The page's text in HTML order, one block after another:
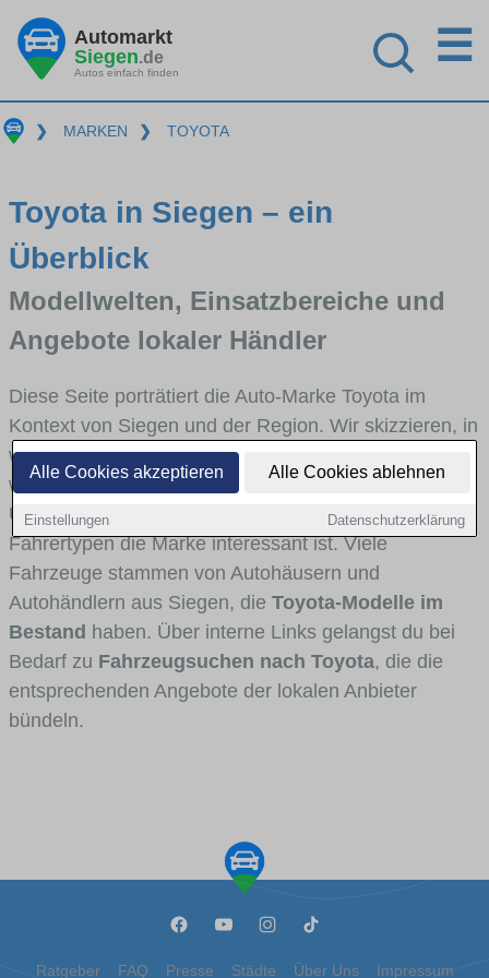
Alle Cookies akzeptieren Alle Cookies ablehnen
Einstellungen Datenschutzerklärung
Automarkt
Siegen.de
Autos einfach finden
☰
❯ MARKEN ❯ TOYOTA
Toyota in Siegen – ein
Überblick
Modellwelten, Einsatzbereiche und
Angebote lokaler Händler
Diese Seite porträtiert die Auto-Marke Toyota im
Kontext von Siegen und der Region. Wir skizzieren, in
welchen Fahrzeugklassen Toyota stark vertreten ist,
welche Modellreihen häufig im Stadt- und
Umlandverkehr zu sehen sind und für welche
Fahrertypen die Marke interessant ist. Viele
Fahrzeuge stammen von Autohäusern und
Autohändlern aus Siegen, die Toyota-Modelle im
Bestand haben. Über interne Links gelangst du bei
Bedarf zu Fahrzeugsuchen nach Toyota, die die
entsprechenden Angebote der lokalen Anbieter
bündeln.
Ratgeber FAQ Presse Städte Über Uns Impressum